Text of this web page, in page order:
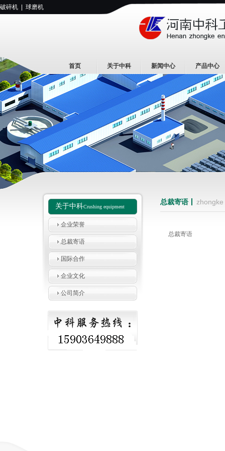
破碎机 球磨机
首页 关于中科 新闻中心 产品中心
关于中科Crushing equipment
企业荣誉
总裁寄语
国际合作
企业文化
公司简介
总裁寄语 zhongke
总裁寄语